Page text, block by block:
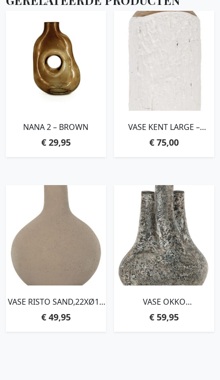
NANA 2 – BROWN
€29,95
VASE KENT LARGE –
CM
€ 75,00
VASE RISTO SAND,22XØ17
€49,95
VASE OKKO
TERRACOTA
€ 59,95